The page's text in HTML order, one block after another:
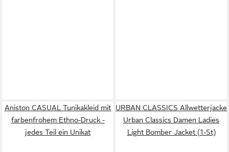
Aniston CASUAL Tunikakleid mit
farbenfrohem Ethno-Druck -
jedes Teil ein Unikat
URBAN CLASSICS Allwetterjacke
Urban Classics Damen Ladies
Light Bomber Jacket (1-St)